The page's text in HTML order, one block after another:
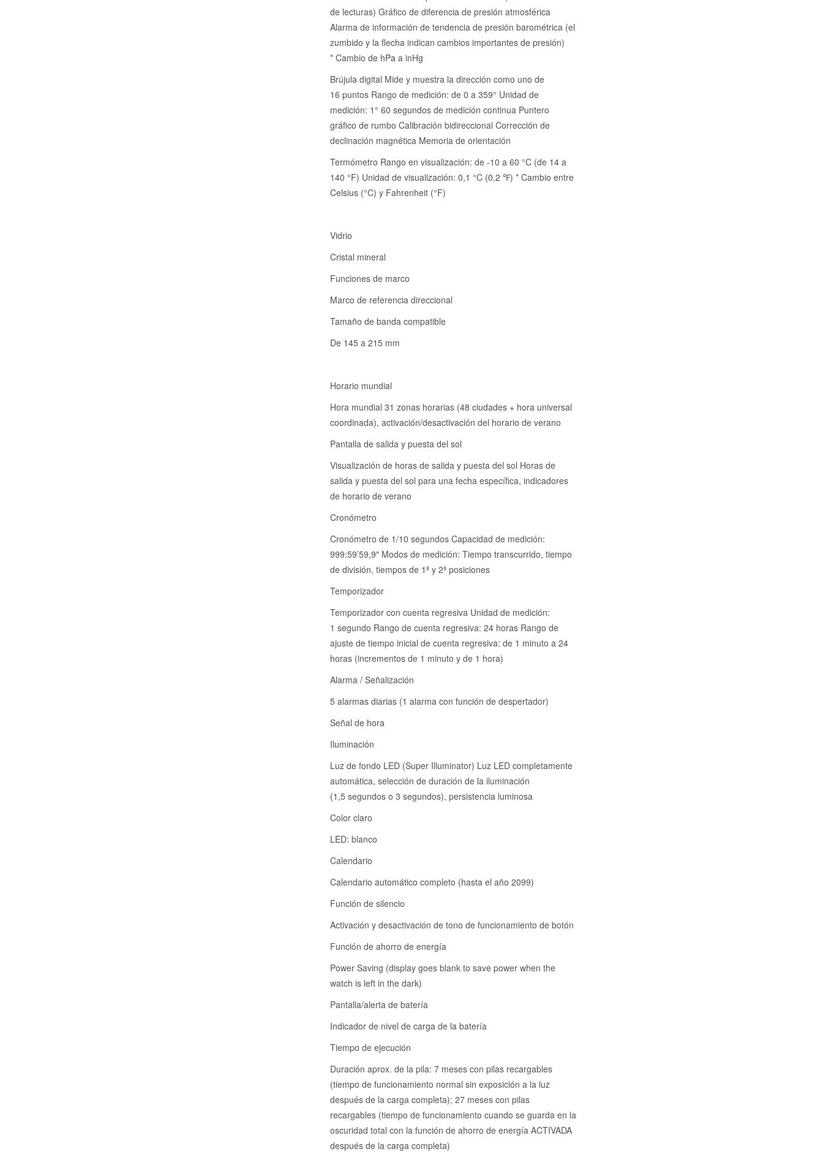
de lecturas) Gráfico de diferencia de presión atmosférica
Alarma de información de tendencia de presión barométrica (el
zumbido y la flecha indican cambios importantes de presión)
* Cambio de hPa a inHg
Brújula digital Mide y muestra la dirección como uno de
16 puntos Rango de medición: de 0 a 359° Unidad de
medición: 1° 60 segundos de medición continua Puntero
gráfico de rumbo Calibración bidireccional Corrección de
declinación magnética Memoria de orientación
Termómetro Rango en visualización: de -10 a 60 °C (de 14 a
140 °F) Unidad de visualización: 0,1 °C (0,2 ℉) * Cambio entre
Celsius (°C) y Fahrenheit (°F)
Vidrio
Cristal mineral
Funciones de marco
Marco de referencia direccional
Tamaño de banda compatible
De 145 a 215 mm
Horario mundial
Hora mundial 31 zonas horarias (48 ciudades + hora universal
coordinada), activación/desactivación del horario de verano
Pantalla de salida y puesta del sol
Visualización de horas de salida y puesta del sol Horas de
salida y puesta del sol para una fecha específica, indicadores
de horario de verano
Cronómetro
Cronómetro de 1/10 segundos Capacidad de medición:
999:59’59,9″ Modos de medición: Tiempo transcurrido, tiempo
de división, tiempos de 1ª y 2ª posiciones
Temporizador
Temporizador con cuenta regresiva Unidad de medición:
1 segundo Rango de cuenta regresiva: 24 horas Rango de
ajuste de tiempo inicial de cuenta regresiva: de 1 minuto a 24
horas (incrementos de 1 minuto y de 1 hora)
Alarma / Señalización
5 alarmas diarias (1 alarma con función de despertador)
Señal de hora
Iluminación
Luz de fondo LED (Super Illuminator) Luz LED completamente
automática, selección de duración de la iluminación
(1,5 segundos o 3 segundos), persistencia luminosa
Color claro
LED: blanco
Calendario
Calendario automático completo (hasta el año 2099)
Función de silencio
Activación y desactivación de tono de funcionamiento de botón
Función de ahorro de energía
Power Saving (display goes blank to save power when the
watch is left in the dark)
Pantalla/alerta de batería
Indicador de nivel de carga de la batería
Tiempo de ejecución
Duración aprox. de la pila: 7 meses con pilas recargables
(tiempo de funcionamiento normal sin exposición a la luz
después de la carga completa); 27 meses con pilas
recargables (tiempo de funcionamiento cuando se guarda en la
oscuridad total con la función de ahorro de energía ACTIVADA
después de la carga completa)